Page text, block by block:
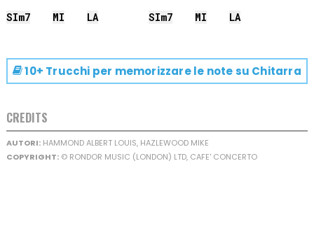
SIm7 MI LA SIm7 MI LA
10+ Trucchi per memorizzare le note su Chitarra
CREDITS
AUTORI:HAMMOND ALBERT LOUIS, HAZLEWOOD MIKE
COPYRIGHT:© RONDOR MUSIC (LONDON) LTD, CAFE' CONCERTO